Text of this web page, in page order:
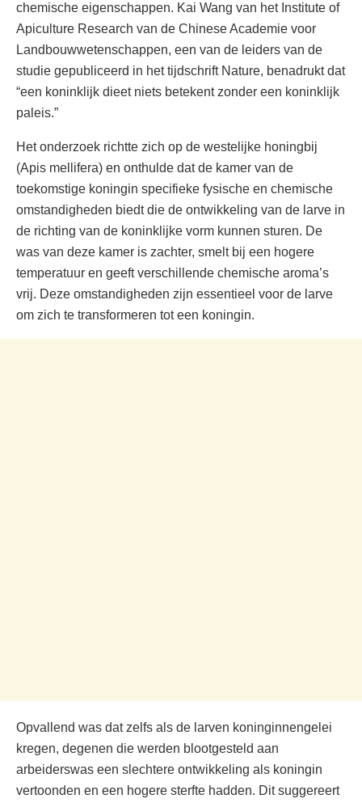
chemische eigenschappen. Kai Wang van het Institute of
Apiculture Research van de Chinese Academie voor
Landbouwwetenschappen, een van de leiders van de
studie gepubliceerd in het tijdschrift Nature, benadrukt dat
“een koninklijk dieet niets betekent zonder een koninklijk
paleis.”
Het onderzoek richtte zich op de westelijke honingbij
(Apis mellifera) en onthulde dat de kamer van de
toekomstige koningin specifieke fysische en chemische
omstandigheden biedt die de ontwikkeling van de larve in
de richting van de koninklijke vorm kunnen sturen. De
was van deze kamer is zachter, smelt bij een hogere
temperatuur en geeft verschillende chemische aroma’s
vrij. Deze omstandigheden zijn essentieel voor de larve
om zich te transformeren tot een koningin.
Opvallend was dat zelfs als de larven koninginnengelei
kregen, degenen die werden blootgesteld aan
arbeiderswas een slechtere ontwikkeling als koningin
vertoonden en een hogere sterfte hadden. Dit suggereert